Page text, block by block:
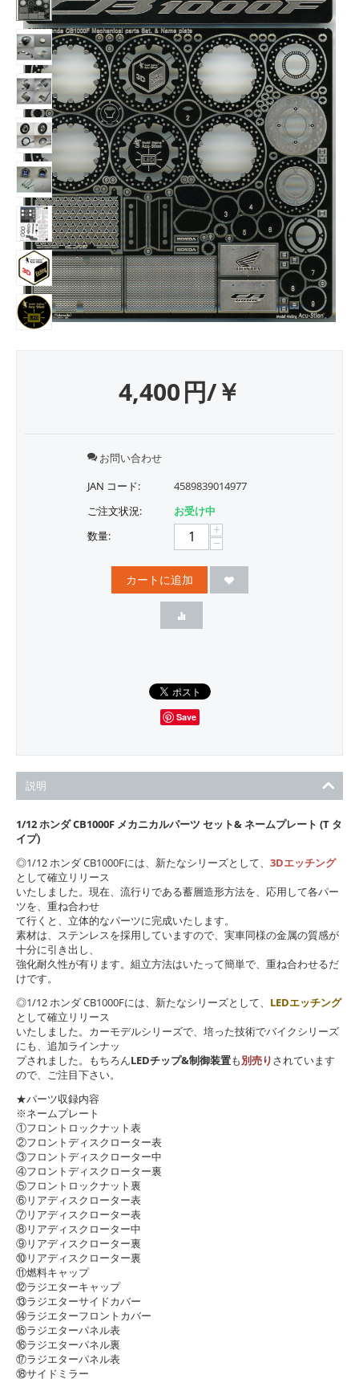
4,400円/￥
お問い合わせ
JAN コード:
4589839014977
ご注文状況:
お受け中
数量:
+
−
カートに追加
Save
説明
1/12 ホンダ CB1000F メカニカルパーツ セット& ネームプレート (T タ
イプ)
◎1/12 ホンダ CB1000Fには、新たなシリーズとして、 3Dエッチング
として確立リリース
いたしました。現在、流行りである蓄層造形方法を、応用して各パー
ツを、重ね合わせ
て行くと、立体的なパーツに完成いたします。
素材は、ステンレスを採用していますので、実車同様の金属の質感が
十分に引き出し、
強化耐久性が有ります。組立方法はいたって簡単で、重ね合わせるだ
けです。
◎1/12 ホンダ CB1000Fには、新たなシリーズとして、 LEDエッチング
として確立リリース
いたしました。カーモデルシリーズで、培った技術でバイクシリーズ
にも、追加ラインナッ
プされました。もちろんLEDチップ&制御装置も別売りされています
ので、ご注目下さい。
★パーツ収録内容
※ネームプレート
①フロントロックナット表
②フロントディスクローター表
③フロントディスクローター中
④フロントディスクローター裏
⑤フロントロックナット裏
⑥リアディスクローター表
⑦リアディスクローター表
⑧リアディスクローター中
⑨リアディスクローター裏
⑩リアディスクローター裏
⑪燃料キャップ
⑫ラジエターキャップ
⑬ラジエターサイドカバー
⑭ラジエターフロントカバー
⑮ラジエターパネル表
⑯ラジエターパネル裏
⑰ラジエターパネル表
⑱サイドミラー